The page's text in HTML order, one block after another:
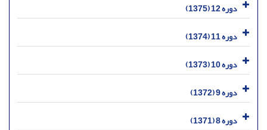
دوره 12 (1375)
دوره 11 (1374)
دوره 10 (1373)
دوره 9 (1372)
دوره 8 (1371)